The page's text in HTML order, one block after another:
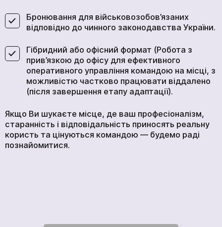
Бронювання для військовозобов’язаних
відповідно до чинного законодавства України.
Гібридний або офісний формат (Робота з
прив’язкою до офісу для ефективного
оперативного управління командою на місці, з
можливістю частково працювати віддалено
(після завершення етапу адаптації).
Якщо Ви шукаєте місце, де ваш професіоналізм,
старанність і відповідальність приносять реальну
користь та цінуються командою — будемо раді
познайомитися.